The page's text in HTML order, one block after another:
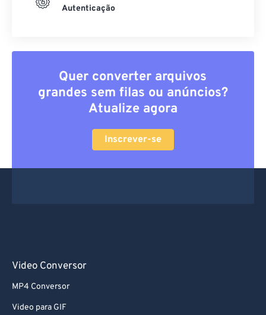
Autenticação
Quer converter arquivos
grandes sem filas ou anúncios?
Atualize agora
Inscrever-se
Video Conversor
MP4 Conversor
Video para GIF